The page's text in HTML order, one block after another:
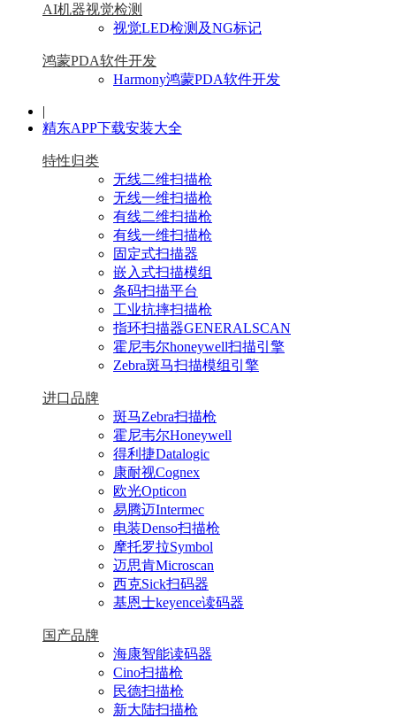
AI机器视觉检测
视觉LED检测及NG标记
鸿蒙PDA软件开发
Harmony鸿蒙PDA软件开发
|
精东APP下载安装大全
特性归类
无线二维扫描枪
无线一维扫描枪
有线二维扫描枪
有线一维扫描枪
固定式扫描器
嵌入式扫描模组
条码扫描平台
工业抗摔扫描枪
指环扫描器GENERALSCAN
霍尼韦尔honeywell扫描引擎
Zebra斑马扫描模组引擎
进口品牌
斑马Zebra扫描枪
霍尼韦尔Honeywell
得利捷Datalogic
康耐视Cognex
欧光Opticon
易腾迈Intermec
电装Denso扫描枪
摩托罗拉Symbol
迈思肯Microscan
西克Sick扫码器
基恩士keyence读码器
国产品牌
海康智能读码器
Cino扫描枪
民德扫描枪
新大陆扫描枪